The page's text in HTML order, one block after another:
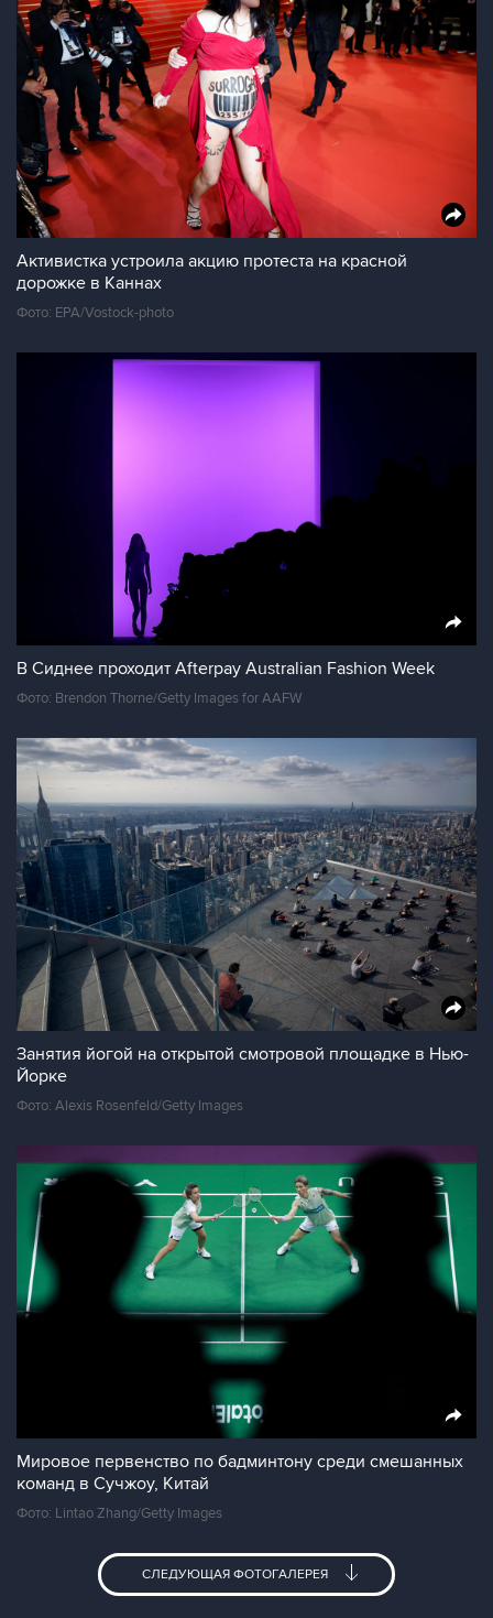
Активистка устроила акцию протеста на красной
дорожке в Каннах
Фото: EPA/Vostock-photo
В Сиднее проходит Afterpay Australian Fashion Week
Фото: Brendon Thorne/Getty Images for AAFW
Занятия йогой на открытой смотровой площадке в Нью-
Йорке
Фото: Alexis Rosenfeld/Getty Images
Мировое первенство по бадминтону среди смешанных
команд в Сучжоу, Китай
Фото: Lintao Zhang/Getty Images
СЛЕДУЮЩАЯ ФОТОГАЛЕРЕЯ